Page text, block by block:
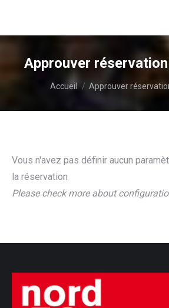
Approuver réservation
Vous êtes ici :
Accueil Approuver
Vous n'avez pas définir aucun
la réservation
Please check more about